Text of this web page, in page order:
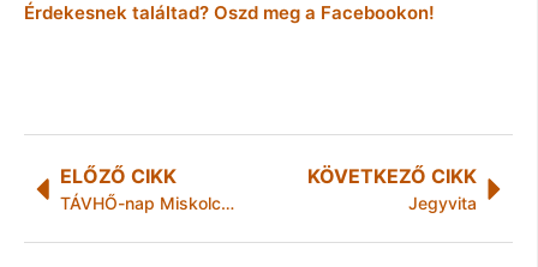
Érdekesnek találtad? Oszd meg a Facebookon!
ELŐZŐ CIKK
TÁVHŐ-nap Miskolcon
KÖVETKEZŐ CIKK
Jegyvita